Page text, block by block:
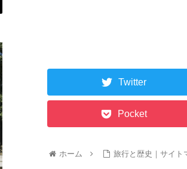
Twitter
Pocket
ホーム 旅行と歴史｜サイト